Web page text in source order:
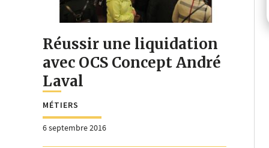
Réussir une liquidation
avec OCS Concept André
Laval
MÉTIERS
6 septembre 2016